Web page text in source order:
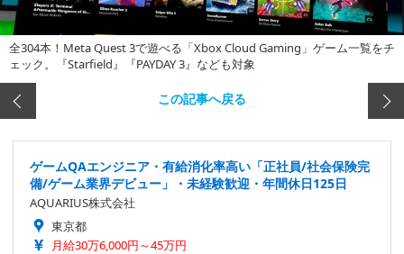
全304本！Meta Quest 3で遊べる「Xbox Cloud Gaming」ゲーム一覧をチ
ェック。『Starfield』『PAYDAY 3』なども対象
この記事へ戻る
ゲームQAエンジニア・有給消化率高い「正社員/社会保険完
備/ゲーム業界デビュー」・未経験歓迎・年間休日125日
AQUARIUS株式会社
東京都
月給30万6,000円～45万円